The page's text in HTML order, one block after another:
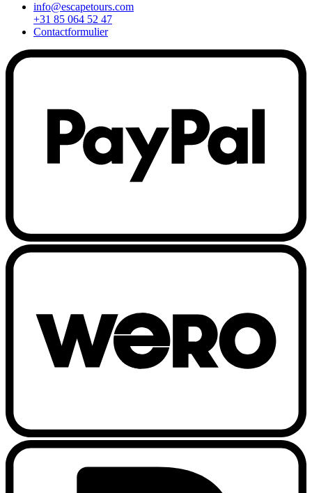
info@escapetours.com
+31 85 064 52 47
Contactformulier